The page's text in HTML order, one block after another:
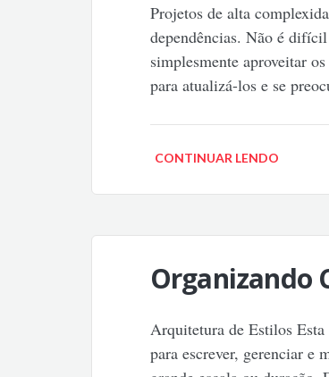
Projetos de alta
dependências. Não é
simplesmente aproveitar
para atualizá-los e se
CONTINUAR LENDO
Organizando
Arquitetura de Estilos Esta
para escrever, gerenciar e